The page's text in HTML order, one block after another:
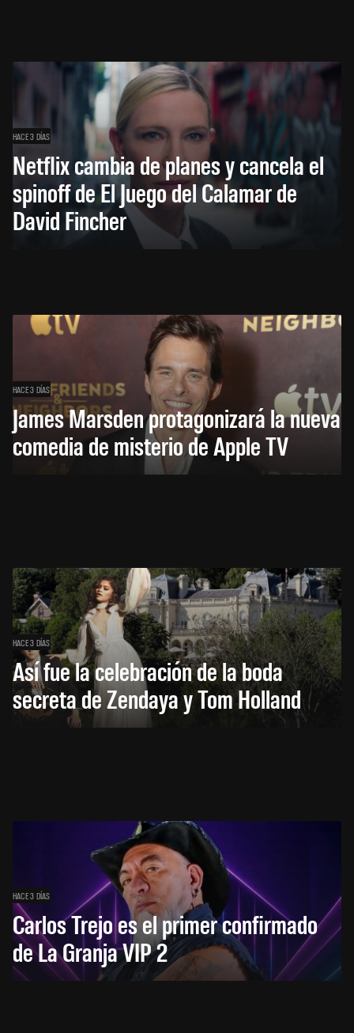
HACE 3 DÍAS
Netflix cambia de planes y cancela el
spinoff de El Juego del Calamar de
David Fincher
HACE 3 DÍAS
James Marsden protagonizará la nueva
comedia de misterio de Apple TV
HACE 3 DÍAS
Así fue la celebración de la boda
secreta de Zendaya y Tom Holland
HACE 3 DÍAS
Carlos Trejo es el primer confirmado
de La Granja VIP 2